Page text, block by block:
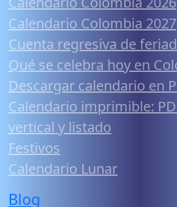
Calendario Colombia 2027
Cuenta regresiva de
Qué se celebra hoy en
Descargar calendario en
Calendario imprimible:
vertical y listado
Festivos
Calendario Lunar
Blog